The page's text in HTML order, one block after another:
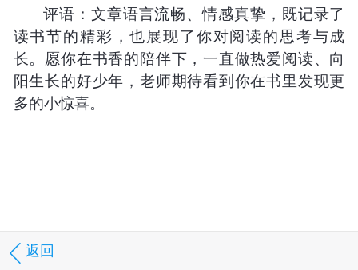
返回
评语：文章语言流畅、情感真挚，既记录了
读书节的精彩，也展现了你对阅读的思考与成
长。愿你在书香的陪伴下，一直做热爱阅读、向
阳生长的好少年，老师期待看到你在书里发现更
多的小惊喜。